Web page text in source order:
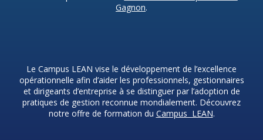
Gagnon.
Le Campus LEAN vise le développement de l’excellence
opérationnelle afin d’aider les professionnels, gestionnaires
et dirigeants d’entreprise à se distinguer par l’adoption de
pratiques de gestion reconnue mondialement. Découvrez
notre offre de formation du Campus LEAN.